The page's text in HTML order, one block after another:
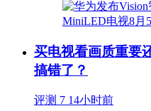
买电视看画质重要
搞错了？
评测 7 14小时前